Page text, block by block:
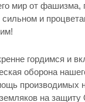
мир от фашизма,
и
гордимся и
оборона
производимых
на защиту